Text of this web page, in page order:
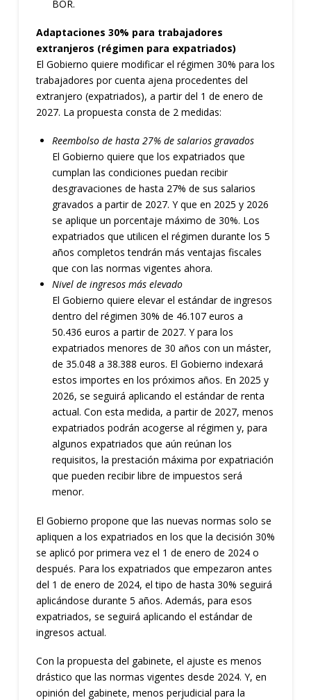
BOR.
Adaptaciones 30% para trabajadores
extranjeros (régimen para expatriados)
El Gobierno quiere modificar el régimen 30% para los
trabajadores por cuenta ajena procedentes del
extranjero (expatriados), a partir del 1 de enero de
2027. La propuesta consta de 2 medidas:
Reembolso de hasta 27% de salarios gravados
El Gobierno quiere que los expatriados que
cumplan las condiciones puedan recibir
desgravaciones de hasta 27% de sus salarios
gravados a partir de 2027. Y que en 2025 y 2026
se aplique un porcentaje máximo de 30%. Los
expatriados que utilicen el régimen durante los 5
años completos tendrán más ventajas fiscales
que con las normas vigentes ahora.
Nivel de ingresos más elevado
El Gobierno quiere elevar el estándar de ingresos
dentro del régimen 30% de 46.107 euros a
50.436 euros a partir de 2027. Y para los
expatriados menores de 30 años con un máster,
de 35.048 a 38.388 euros. El Gobierno indexará
estos importes en los próximos años. En 2025 y
2026, se seguirá aplicando el estándar de renta
actual. Con esta medida, a partir de 2027, menos
expatriados podrán acogerse al régimen y, para
algunos expatriados que aún reúnan los
requisitos, la prestación máxima por expatriación
que pueden recibir libre de impuestos será
menor.
El Gobierno propone que las nuevas normas solo se
apliquen a los expatriados en los que la decisión 30%
se aplicó por primera vez el 1 de enero de 2024 o
después. Para los expatriados que empezaron antes
del 1 de enero de 2024, el tipo de hasta 30% seguirá
aplicándose durante 5 años. Además, para esos
expatriados, se seguirá aplicando el estándar de
ingresos actual.
Con la propuesta del gabinete, el ajuste es menos
drástico que las normas vigentes desde 2024. Y, en
opinión del gabinete, menos perjudicial para la